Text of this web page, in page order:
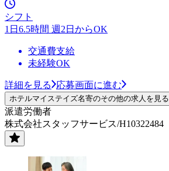
シフト
1日6.5時間 週2日からOK
交通費支給
未経験OK
詳細を見る 応募画面に進む
ホテルマイステイズ名寄のその他の求人を見る
派遣労働者
株式会社スタッフサービス/H10322484